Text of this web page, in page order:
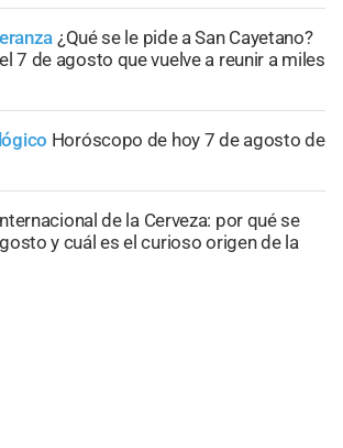
¿Qué se le pide a San Cayetano?
7 de agosto que vuelve a reunir a miles
Horóscopo de hoy 7 de agosto de
de la Cerveza: por qué se
y cuál es el curioso origen de la